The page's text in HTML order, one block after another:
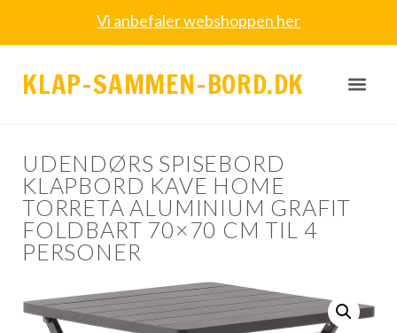
Vi anbefaler webshoppen her
KLAP-SAMMEN-BORD.DK
UDENDØRS SPISEBORD
KLAPBORD KAVE HOME
TORRETA ALUMINIUM GRAFIT
FOLDBART 70×70 CM TIL 4
PERSONER